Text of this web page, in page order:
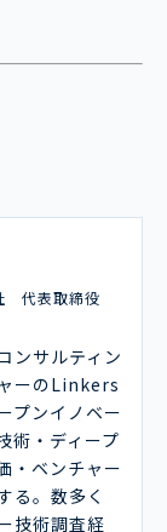
代表取締役
ンサルティン
ーのLinkers
プンイノベー
術・ディープ
・ベンチャー
る。数多く
技術調査経